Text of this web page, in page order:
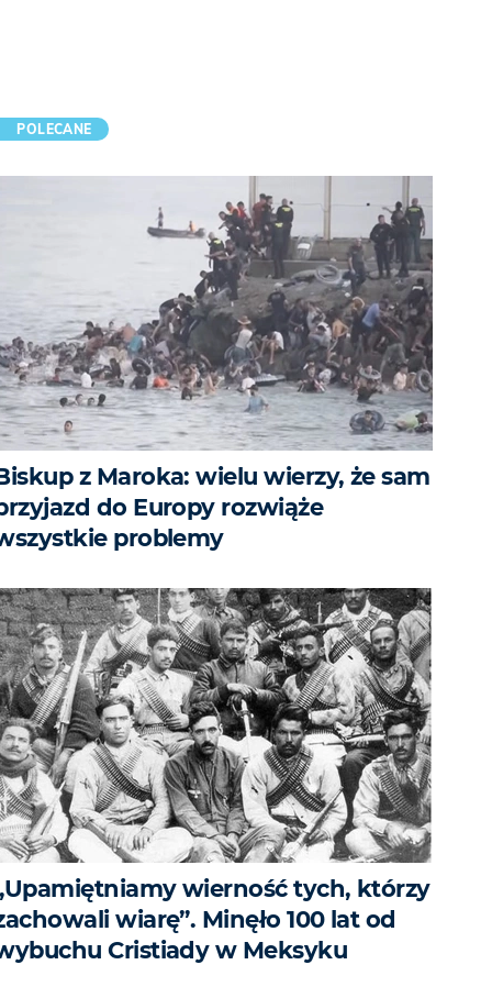
POLECANE
z Maroka: wielu wierzy, że sam
do Europy rozwiąże
problemy
wierność tych, którzy
wiarę”. Minęło 100 lat od
Cristiady w Meksyku